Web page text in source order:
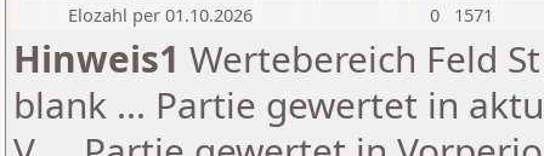
Elozahl per 01.10.2026
0 1571
Hinweis1 Wertebereich Feld
blank ... Partie gewertet in